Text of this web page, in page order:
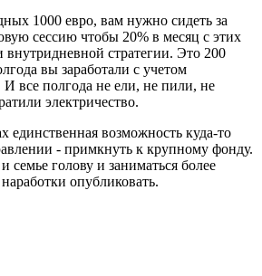
1000 евро, вам нужно сидеть за
сессию чтобы 20% в месяц с этих
внутридневной стратегии. Это 200
вы заработали с учетом
все полгода не ели, не пили, не
электричество.
единственная возможность куда-то
- примкнуть к крупному фонду.
семье голову и заниматься более
опубликовать.